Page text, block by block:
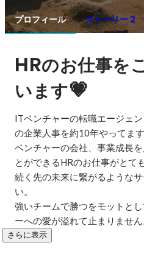
プロフィール ストーリー 2
HRのお仕事を
います💗
ITベンチャーの転職エージェ
の企業人事を約10年やってます
ベンチャーの会社、事業成長
とができるHRのお仕事がとて
続く先の未来に繋がるような
い。
強いチームで勝つをモットと
ーへの愛が溢れて止まりません
さらに表示